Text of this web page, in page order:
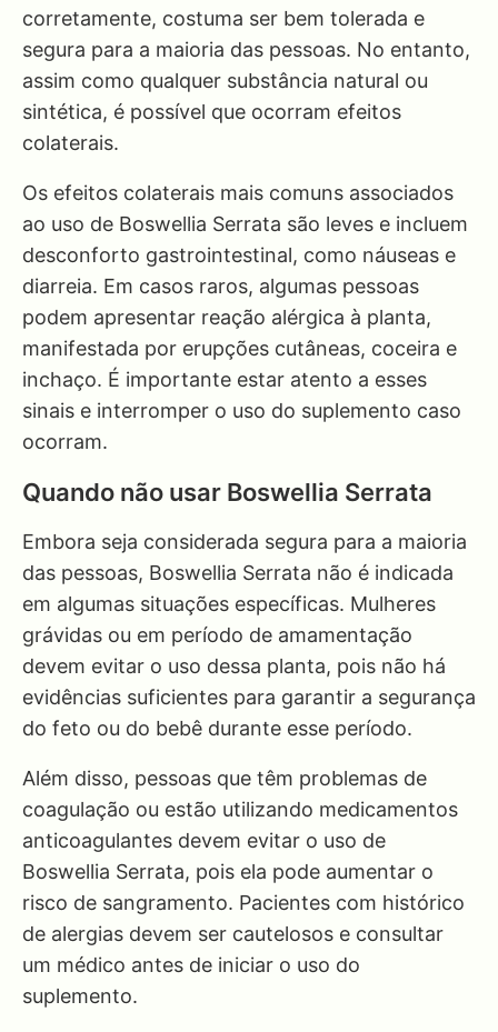
corretamente, costuma ser bem tolerada e
segura para a maioria das pessoas. No entanto,
assim como qualquer substância natural ou
sintética, é possível que ocorram efeitos
colaterais.
Os efeitos colaterais mais comuns associados
ao uso de Boswellia Serrata são leves e incluem
desconforto gastrointestinal, como náuseas e
diarreia. Em casos raros, algumas pessoas
podem apresentar reação alérgica à planta,
manifestada por erupções cutâneas, coceira e
inchaço. É importante estar atento a esses
sinais e interromper o uso do suplemento caso
ocorram.
Quando não usar Boswellia Serrata
Embora seja considerada segura para a maioria
das pessoas, Boswellia Serrata não é indicada
em algumas situações específicas. Mulheres
grávidas ou em período de amamentação
devem evitar o uso dessa planta, pois não há
evidências suficientes para garantir a segurança
do feto ou do bebê durante esse período.
Além disso, pessoas que têm problemas de
coagulação ou estão utilizando medicamentos
anticoagulantes devem evitar o uso de
Boswellia Serrata, pois ela pode aumentar o
risco de sangramento. Pacientes com histórico
de alergias devem ser cautelosos e consultar
um médico antes de iniciar o uso do
suplemento.